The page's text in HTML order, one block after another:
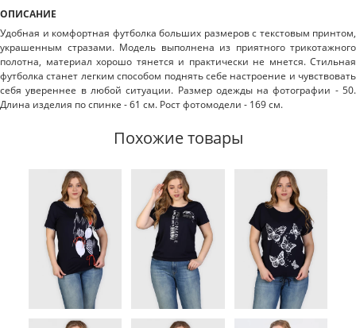
ОПИСАНИЕ
Удобная и комфортная футболка больших размеров с текстовым принтом,
украшенным стразами. Модель выполнена из приятного трикотажного
полотна, материал хорошо тянется и практически не мнется. Стильная
футболка станет легким способом поднять себе настроение и чувствовать
себя увереннее в любой ситуации. Размер одежды на фотографии - 50.
Длина изделия по спинке - 61 см. Рост фотомодели - 169 см.
Похожие товары